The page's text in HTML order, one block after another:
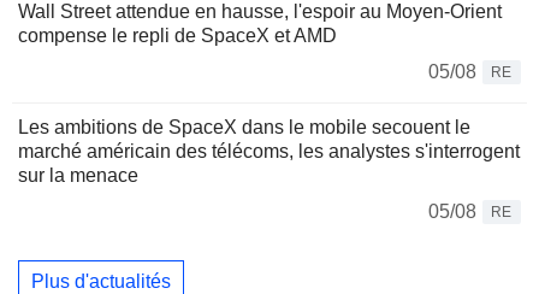
Wall Street attendue en hausse, l'espoir au Moyen-Orient
compense le repli de SpaceX et AMD
05/08
RE
Les ambitions de SpaceX dans le mobile secouent le
marché américain des télécoms, les analystes s'interrogent
sur la menace
05/08
RE
Plus d'actualités